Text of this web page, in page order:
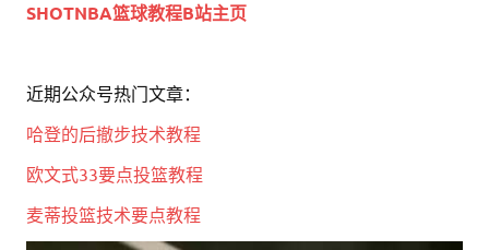
SHOTNBA篮球教程B站主页
近期公众号热门文章：
哈登的后撤步技术教程
欧文式33要点投篮教程
麦蒂投篮技术要点教程